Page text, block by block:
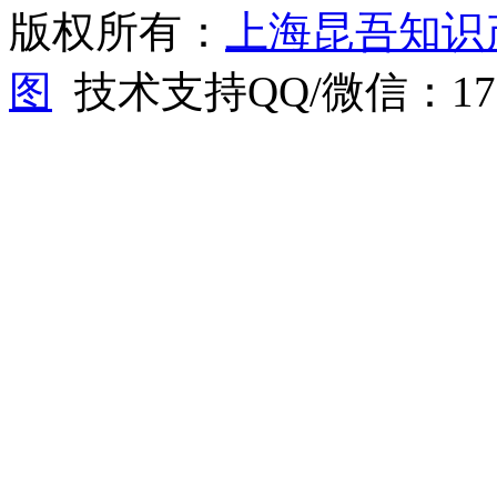
版权所有：
上海昆吾知
图
技术支持QQ/微信：